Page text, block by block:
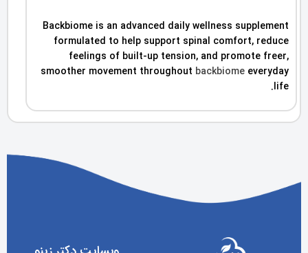
Backbiome is an advanced daily wellness supplement
formulated to help support spinal comfort, reduce
feelings of built-up tension, and promote freer,
smoother movement throughout backbiome everyday
life.